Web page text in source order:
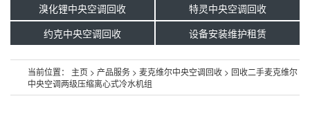
溴化锂中央空调回收
特灵中央空调回收
约克中央空调回收
设备安装维护租赁
当前位置： 主页 > 产品服务 > 麦克维尔中央空调回收 > 回收二手麦克维尔
中央空调两级压缩离心式冷水机组